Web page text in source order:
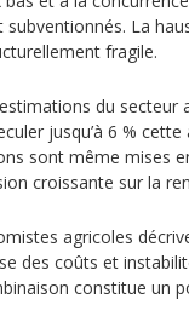
La
fragile.
du secteur
jusqu’à 6 %
sont même mises
croissante sur la
agricoles
des coûts et
constitue un